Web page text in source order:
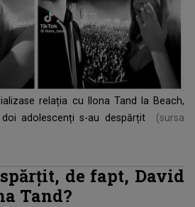
relația cu Ilona Tand la Beach,
adolescenți s-au despărțit
(sursa
de fapt, David
Tand?